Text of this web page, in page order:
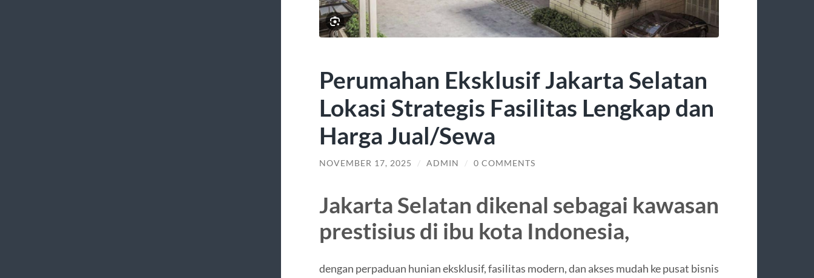
Perumahan Eksklusif Jakarta Selatan
Lokasi Strategis Fasilitas Lengkap dan
Harga Jual/Sewa
NOVEMBER 17, 2025 / ADMIN / 0 COMMENTS
Jakarta Selatan dikenal sebagai kawasan
prestisius di ibu kota Indonesia,
dengan perpaduan hunian eksklusif, fasilitas modern, dan akses mudah ke pusat bisnis